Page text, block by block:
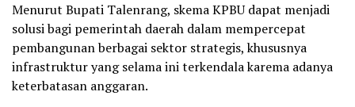
Menurut Bupati Talenrang, skema KPBU dapat menjadi
solusi bagi pemerintah daerah dalam mempercepat
pembangunan berbagai sektor strategis, khususnya
infrastruktur yang selama ini terkendala karema adanya
keterbatasan anggaran.